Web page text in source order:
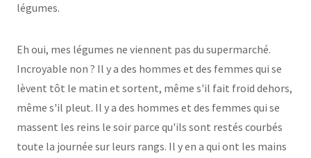
légumes.
Eh oui, mes légumes ne viennent pas du supermarché.
Incroyable non ? Il y a des hommes et des femmes qui se
lèvent tôt le matin et sortent, même s'il fait froid dehors,
même s'il pleut. Il y a des hommes et des femmes qui se
massent les reins le soir parce qu'ils sont restés courbés
toute la journée sur leurs rangs. Il y en a qui ont les mains